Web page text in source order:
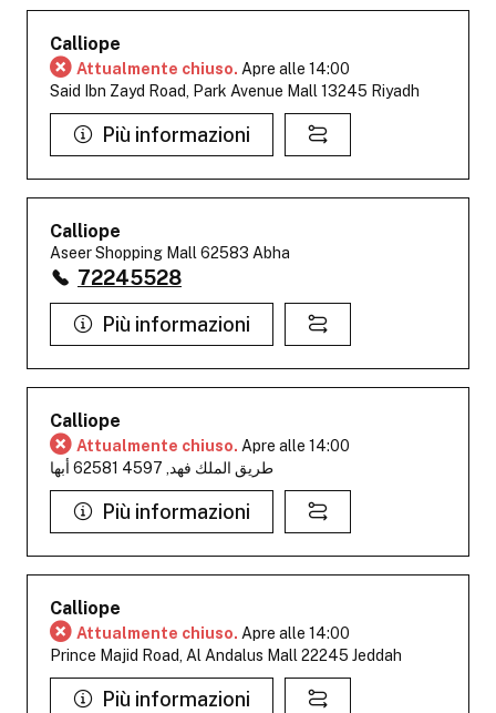
Calliope
Attualmente chiuso. Apre alle 14:00
Said Ibn Zayd Road, Park Avenue Mall 13245 Riyadh
Più informazioni
Calliope
Aseer Shopping Mall 62583 Abha
72245528
Più informazioni
Calliope
Attualmente chiuso. Apre alle 14:00
طريق الملك فهد, 4597 62581 أبها
Più informazioni
Calliope
Attualmente chiuso. Apre alle 14:00
Prince Majid Road, Al Andalus Mall 22245 Jeddah
Più informazioni